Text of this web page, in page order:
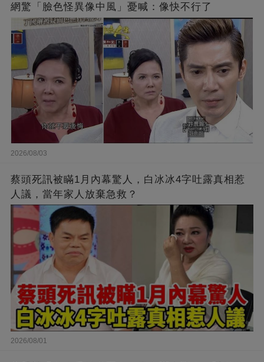
網驚「臉色怪異像中風」憂喊：像快不行了
2026/08/03
蔡頭死訊被瞞1月內幕驚人，白冰冰4字吐露真相惹
人議，當年家人放棄急救？
2026/08/01